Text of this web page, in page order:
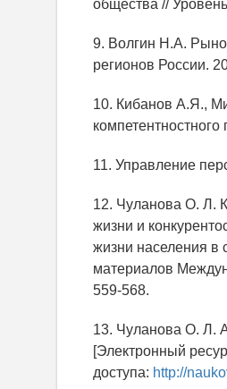
общества //
9. Волгин Н.А.
регионов России.
10. Кибанов А.Я.,
11. Управление
12. Чуланова О. Л.
жизни и
жизни населения в
материалов
559-568.
13. Чуланова О. Л.
[Электронный
доступа: http://